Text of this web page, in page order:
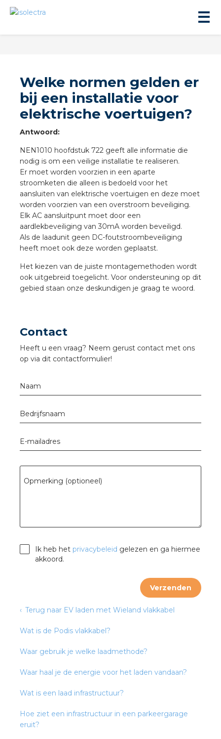
Welke normen gelden er
bij een installatie voor
elektrische voertuigen?
Antwoord:
NEN1010 hoofdstuk 722 geeft alle informatie die
nodig is om een veilige installatie te realiseren.
Er moet worden voorzien in een aparte
stroomketen die alleen is bedoeld voor het
aansluiten van elektrische voertuigen en deze moet
worden voorzien van een overstroom beveiliging.
Elk AC aansluitpunt moet door een
aardlekbeveiliging van 30mA worden beveiligd.
Als de laadunit geen DC-foutstroombeveiliging
heeft moet ook deze worden geplaatst.
Het kiezen van de juiste montagemethoden wordt
ook uitgebreid toegelicht. Voor ondersteuning op dit
gebied staan onze deskundigen je graag te woord.
Contact
Heeft u een vraag? Neem gerust contact met ons
op via dit contactformulier!
Naam
Bedrijfsnaam
E-mailadres
Opmerking (optioneel)
Ik heb het privacybeleid gelezen en ga hiermee
akkoord.
Verzenden
Terug naar EV laden met Wieland vlakkabel
Wat is de Podis vlakkabel?
Waar gebruik je welke laadmethode?
Waar haal je de energie voor het laden vandaan?
Wat is een laad infrastructuur?
Hoe ziet een infrastructuur in een parkeergarage
eruit?
installeren
installeren
installeren in de tuinbouw
stekerbare vlakkabel
GST®